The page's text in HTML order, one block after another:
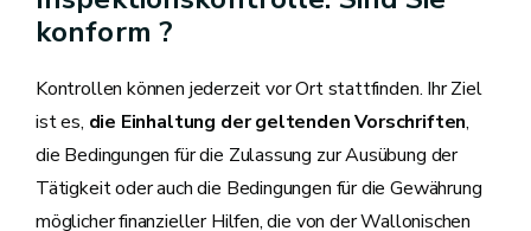
konform ?
Kontrollen können jederzeit vor Ort stattfinden. Ihr Ziel
ist es, die Einhaltung der geltenden Vorschriften,
die Bedingungen für die Zulassung zur Ausübung der
Tätigkeit oder auch die Bedingungen für die Gewährung
möglicher finanzieller Hilfen, die von der Wallonischen